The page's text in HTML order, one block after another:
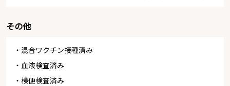
その他
・混合ワクチン接種済み
・血液検査済み
・検便検査済み